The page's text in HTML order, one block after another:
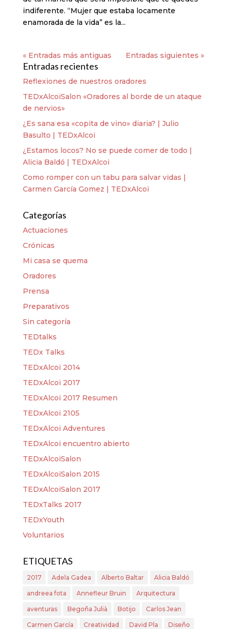
indiferente. “Mujer que estaba locamente
enamorada de la vida” es la...
« Entradas más antiguas Entradas siguientes »
Entradas recientes
Reflexiones de nuestros oradores
TEDxAlcoiSalon «Oradores al borde de un ataque
de nervios»
¿Es sana esa «copita de vino» diaria? | Julio
Basulto | TEDxAlcoi
¿Estamos locos? No se puede comer de todo |
Alicia Baldó | TEDxAlcoi
Como romper con un tabu para salvar vidas |
Carmen García Gomez | TEDxAlcoi
Categorías
Actuaciones
Crónicas
Mi casa se quema
Oradores
Prensa
Preparativos
Sin categoría
TEDtalks
TEDx Talks
TEDxAlcoi 2014
TEDxAlcoi 2017
TEDxAlcoi 2017 Resumen
TEDxAlcoi 2105
TEDxAlcoi Adventures
TEDxAlcoi encuentro abierto
TEDxAlcoiSalon
TEDxAlcoiSalon 2015
TEDxAlcoiSalon 2017
TEDxTalks 2017
TEDxYouth
Voluntarios
ETIQUETAS
2017 Adela Gadea Alberto Baltar Alicia Baldó
andreea fota Annefleur Bruin Arquitectura
aventuras Begoña Julià Botijo Carlos Jean
Carmen García Creatividad David Pla Diseño